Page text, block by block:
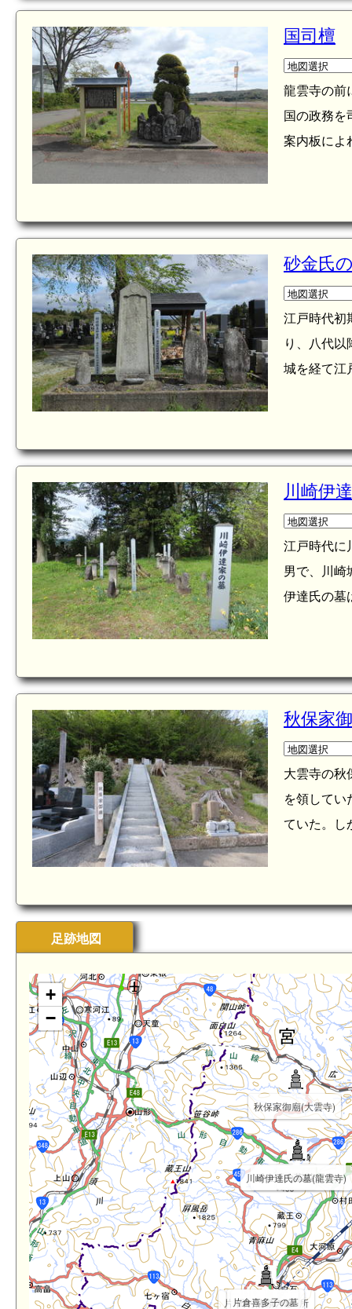
国司檀
龍雲寺の前
国の政務を
案内板によ
砂金氏
江戸時代初
り、八代以
城を経て江
川崎伊
江戸時代に
男で、川崎
伊達氏の墓
秋保家
大雲寺の秋
を領してい
ていた。し
足跡地図
片倉小十郎歴代廟所
田村清顕の墓
片倉喜多子の墓
国司檀
砂金氏の墓(龍雲寺)
川崎伊達氏の墓(龍雲寺)
秋保家御廟(大雲寺)
+
−